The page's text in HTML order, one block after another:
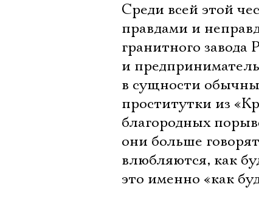
Среди всей этой
правдами и
гранитного
и
в сущности
проститутки из
благородных
они больше
влюбляются, как
это именно «как